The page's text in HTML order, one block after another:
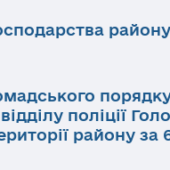
поліції
району за